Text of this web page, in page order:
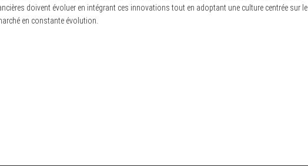
doivent évoluer en intégrant ces innovations tout en adoptant une culture centrée sur le
en constante évolution.